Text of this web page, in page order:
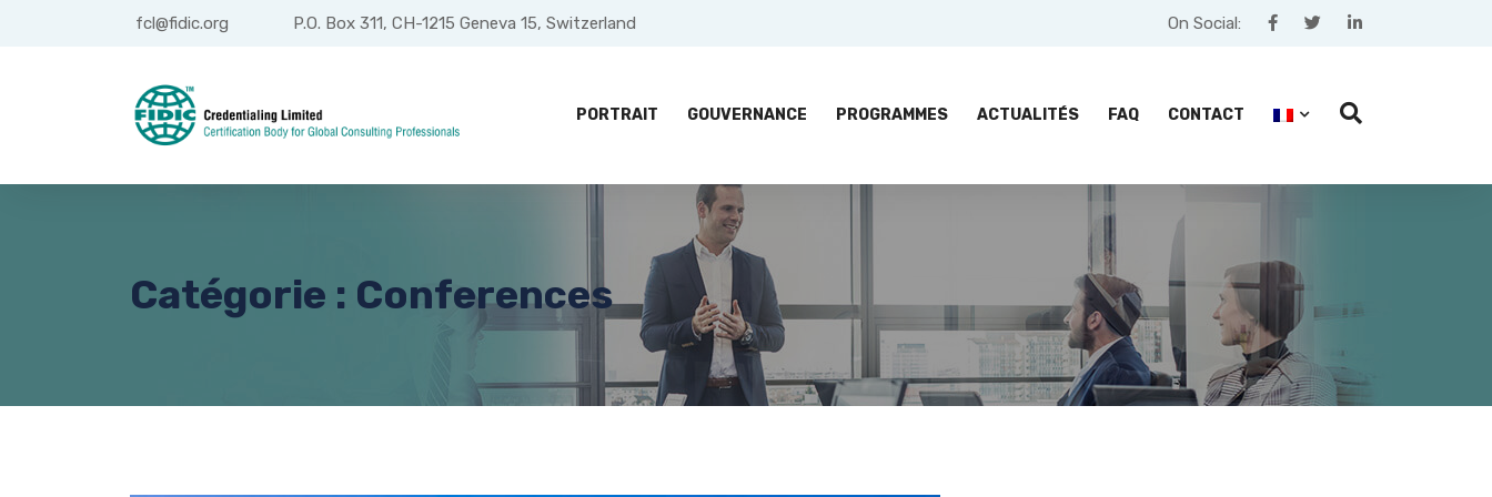
fcl@fidic.org P.O. Box 311, CH-1215 Geneva 15, Switzerland On Social:
PORTRAIT GOUVERNANCE PROGRAMMES ACTUALITÉS FAQ CONTACT
Catégorie : Conferences